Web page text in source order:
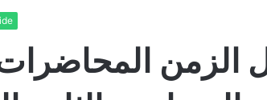
الزمن